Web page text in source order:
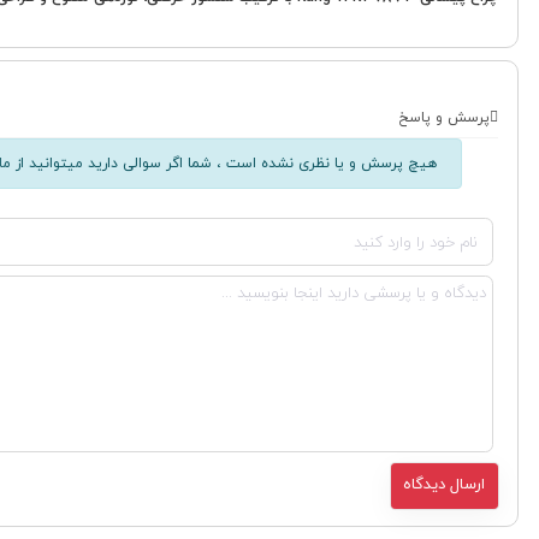
پرسش و پاسخ
هیچ پرسش و یا نظری نشده است ، شما اگر سوالی دارید میتوانید از